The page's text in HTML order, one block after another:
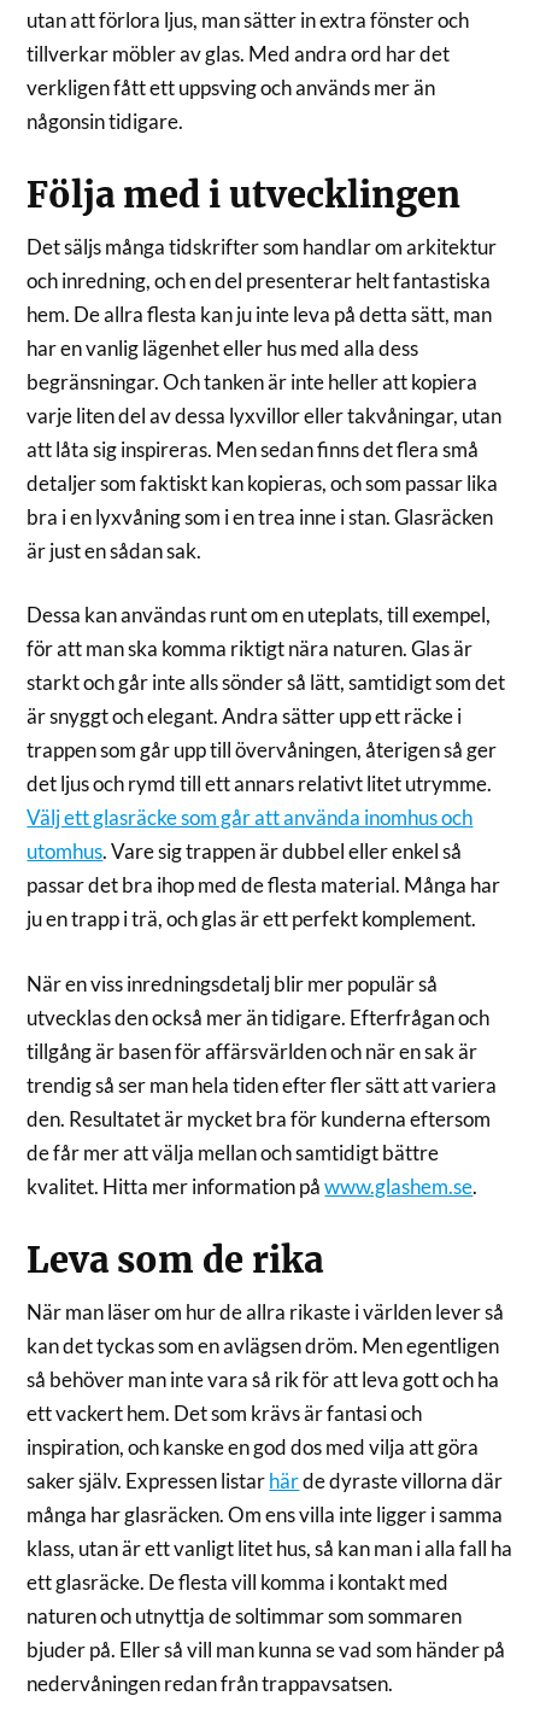
utan att förlora ljus, man sätter in extra fönster och
tillverkar möbler av glas. Med andra ord har det
verkligen fått ett uppsving och används mer än
någonsin tidigare.
Följa med i utvecklingen
Det säljs många tidskrifter som handlar om arkitektur
och inredning, och en del presenterar helt fantastiska
hem. De allra flesta kan ju inte leva på detta sätt, man
har en vanlig lägenhet eller hus med alla dess
begränsningar. Och tanken är inte heller att kopiera
varje liten del av dessa lyxvillor eller takvåningar, utan
att låta sig inspireras. Men sedan finns det flera små
detaljer som faktiskt kan kopieras, och som passar lika
bra i en lyxvåning som i en trea inne i stan. Glasräcken
är just en sådan sak.
Dessa kan användas runt om en uteplats, till exempel,
för att man ska komma riktigt nära naturen. Glas är
starkt och går inte alls sönder så lätt, samtidigt som det
är snyggt och elegant. Andra sätter upp ett räcke i
trappen som går upp till övervåningen, återigen så ger
det ljus och rymd till ett annars relativt litet utrymme.
Välj ett glasräcke som går att använda inomhus och
utomhus. Vare sig trappen är dubbel eller enkel så
passar det bra ihop med de flesta material. Många har
ju en trapp i trä, och glas är ett perfekt komplement.
När en viss inredningsdetalj blir mer populär så
utvecklas den också mer än tidigare. Efterfrågan och
tillgång är basen för affärsvärlden och när en sak är
trendig så ser man hela tiden efter fler sätt att variera
den. Resultatet är mycket bra för kunderna eftersom
de får mer att välja mellan och samtidigt bättre
kvalitet. Hitta mer information påwww.glashem.se.
Leva som de rika
När man läser om hur de allra rikaste i världen lever så
kan det tyckas som en avlägsen dröm. Men egentligen
så behöver man inte vara så rik för att leva gott och ha
ett vackert hem. Det som krävs är fantasi och
inspiration, och kanske en god dos med vilja att göra
saker själv. Expressen listarhärde dyraste villorna där
många har glasräcken. Om ens villa inte ligger i samma
klass, utan är ett vanligt litet hus, så kan man i alla fall ha
ett glasräcke. De flesta vill komma i kontakt med
naturen och utnyttja de soltimmar som sommaren
bjuder på. Eller så vill man kunna se vad som händer på
nedervåningen redan från trappavsatsen.